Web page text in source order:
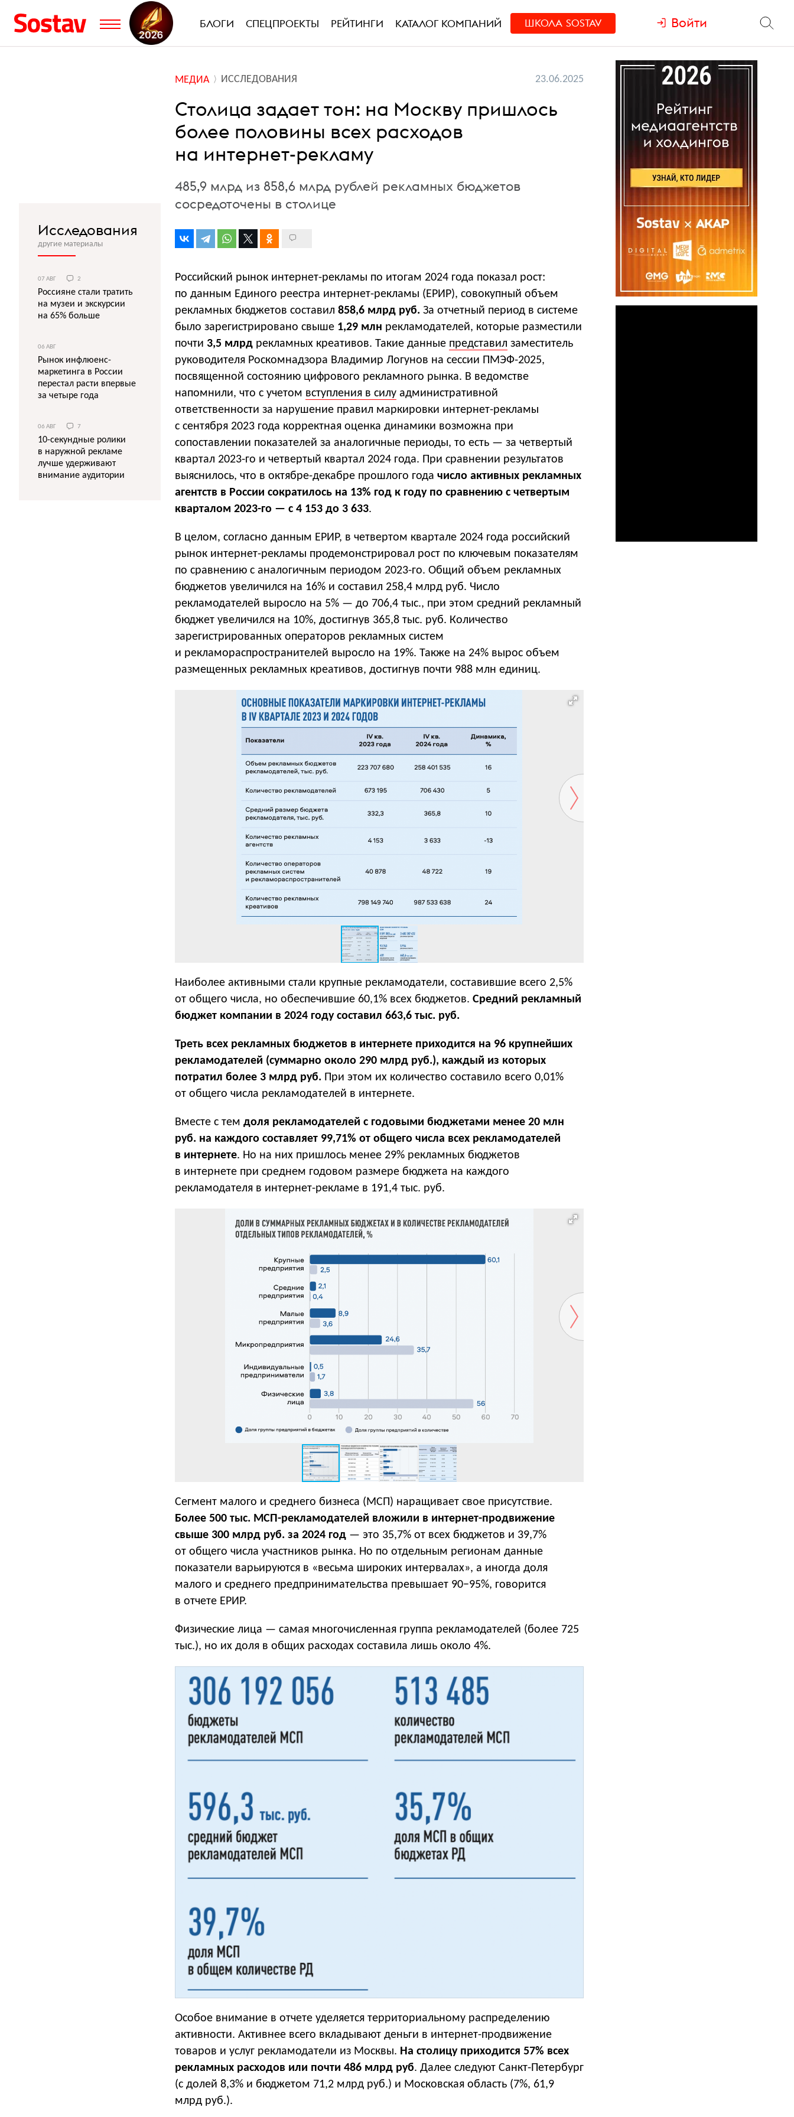
БЛОГИ СПЕЦПРОЕКТЫ РЕЙТИНГИ КАТАЛОГ КОМПАНИЙ ШКОЛА SOSTAV Войти
МЕДИА ИССЛЕДОВАНИЯ 23.06.2025
Столица задает тон: на Москву пришлось
более половины всех расходов
на интернет-рекламу
485,9 млрд из 858,6 млрд рублей рекламных бюджетов
сосредоточены в столице
Российский рынок интернет-рекламы по итогам 2024 года показал рост:
по данным Единого реестра интернет-рекламы (ЕРИР), совокупный объем
рекламных бюджетов составил 858,6 млрд руб. За отчетный период в системе
было зарегистрировано свыше 1,29 млн рекламодателей, которые разместили
почти 3,5 млрд рекламных креативов. Такие данные представил заместитель
руководителя Роскомнадзора Владимир Логунов на сессии ПМЭФ-2025,
посвященной состоянию цифрового рекламного рынка. В ведомстве
напомнили, что с учетом вступления в силу административной
ответственности за нарушение правил маркировки интернет-рекламы
с сентября 2023 года корректная оценка динамики возможна при
сопоставлении показателей за аналогичные периоды, то есть — за четвертый
квартал 2023-го и четвертый квартал 2024 года. При сравнении результатов
выяснилось, что в октябре-декабре прошлого года число активных рекламных
агентств в России сократилось на 13% год к году по сравнению с четвертым
кварталом 2023-го — с 4 153 до 3 633.
В целом, согласно данным ЕРИР, в четвертом квартале 2024 года российский
рынок интернет-рекламы продемонстрировал рост по ключевым показателям
по сравнению с аналогичным периодом 2023-го. Общий объем рекламных
бюджетов увеличился на 16% и составил 258,4 млрд руб. Число
рекламодателей выросло на 5% — до 706,4 тыс., при этом средний рекламный
бюджет увеличился на 10%, достигнув 365,8 тыс. руб. Количество
зарегистрированных операторов рекламных систем
и рекламораспространителей выросло на 19%. Также на 24% вырос объем
размещенных рекламных креативов, достигнув почти 988 млн единиц.
Наиболее активными стали крупные рекламодатели, составившие всего 2,5%
от общего числа, но обеспечившие 60,1% всех бюджетов. Средний рекламный
бюджет компании в 2024 году составил 663,6 тыс. руб.
Треть всех рекламных бюджетов в интернете приходится на 96 крупнейших
рекламодателей (суммарно около 290 млрд руб.), каждый из которых
потратил более 3 млрд руб. При этом их количество составило всего 0,01%
от общего числа рекламодателей в интернете.
Вместе с тем доля рекламодателей с годовыми бюджетами менее 20 млн
руб. на каждого составляет 99,71% от общего числа всех рекламодателей
в интернете. Но на них пришлось менее 29% рекламных бюджетов
в интернете при среднем годовом размере бюджета на каждого
рекламодателя в интернет-рекламе в 191,4 тыс. руб.
Сегмент малого и среднего бизнеса (МСП) наращивает свое присутствие.
Более 500 тыс. МСП-рекламодателей вложили в интернет-продвижение
свыше 300 млрд руб. за 2024 год — это 35,7% от всех бюджетов и 39,7%
от общего числа участников рынка. Но по отдельным регионам данные
показатели варьируются в «весьма широких интервалах», а иногда доля
малого и среднего предпринимательства превышает 90−95%, говорится
в отчете ЕРИР.
Физические лица — самая многочисленная группа рекламодателей (более 725
тыс.), но их доля в общих расходах составила лишь около 4%.
Особое внимание в отчете уделяется территориальному распределению
активности. Активнее всего вкладывают деньги в интернет-продвижение
товаров и услуг рекламодатели из Москвы. На столицу приходится 57% всех
рекламных расходов или почти 486 млрд руб. Далее следуют Санкт-Петербург
(с долей 8,3% и бюджетом 71,2 млрд руб.) и Московская область (7%, 61,9
млрд руб.).
Исследования
другие материалы
07 АВГ 2
Россияне стали тратить
на музеи и экскурсии
на 65% больше
06 АВГ
Рынок инфлюенс-
маркетинга в России
перестал расти впервые
за четыре года
06 АВГ 7
10-секундные ролики
в наружной рекламе
лучше удерживают
внимание аудитории